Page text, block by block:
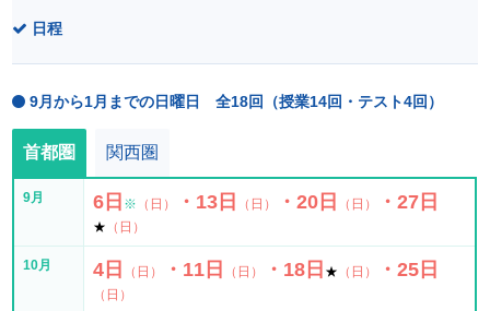
日程
9月から1月までの日曜日 全18回（授業14回・テスト4回）
首都圏 関西圏
9月 6日 ※ （日） ・13日 （日） ・20日 （日） ・27日
★ （日）
10月 4日 （日） ・11日 （日） ・18日 ★ （日） ・25日
（日）